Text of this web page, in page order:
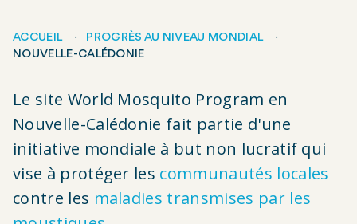
d'Ariane
ACCUEIL
PROGRÈS AU NIVEAU MONDIAL
NOUVELLE-CALÉDONIE
Le site World Mosquito Program en
Nouvelle-Calédonie fait partie d'une
initiative mondiale à but non lucratif qui
vise à protéger les communautés locales
contre les maladies transmises par les